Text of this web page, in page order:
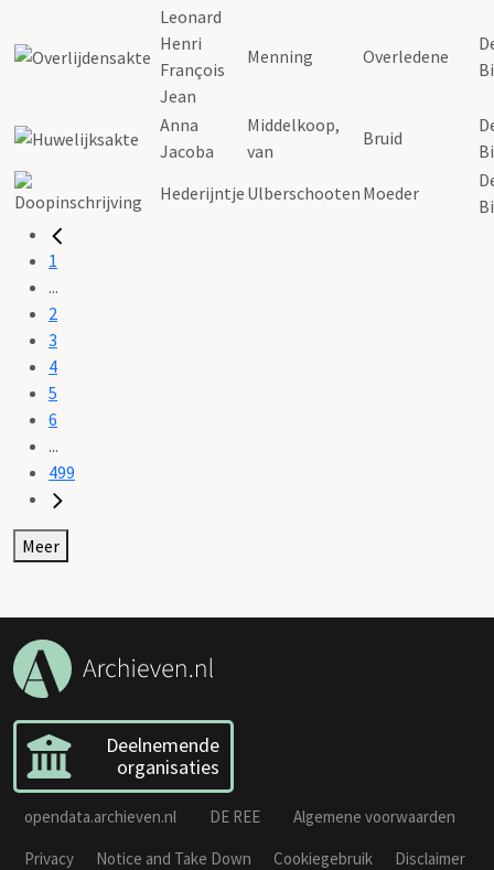
Leonard
Henri
François
Jean
Menning Overledene
Anna
Jacoba
Middelkoop,
van
Bruid
Hederijntje Ulberschooten Moeder
1
...
2
3
4
5
6
...
499
Meer
Deelnemende
organisaties
opendata.archieven.nl DE REE
Algemene voorwaarden
Privacy
Notice and Take Down Cookiegebruik
Disclaimer